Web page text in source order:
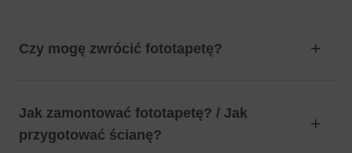
Czy mogę zwrócić fototapetę?
Jak zamontować fototapetę? / Jak
przygotować ścianę?